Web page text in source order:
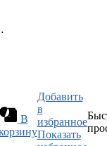
В
Добавить
в
избранное
Показать